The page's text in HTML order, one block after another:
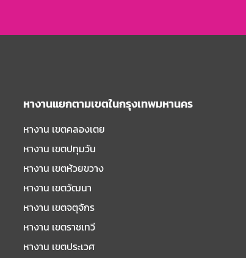
หางานแยกตามเขตในกรุงเทพมหานคร
หางาน เขตคลองเตย
หางาน เขตปทุมวัน
หางาน เขตห้วยขวาง
หางาน เขตวัฒนา
หางาน เขตจตุจักร
หางาน เขตราชเทวี
หางาน เขตประเวศ